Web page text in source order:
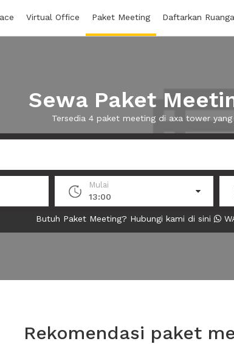
Virtual Office Paket Meeting Daftarkan
Sewa Paket
Tersedia 4 paket meeting di axa tower
Mulai
13:00
Butuh Paket Meeting? Hubungi kami di sini
Rekomendasi paket